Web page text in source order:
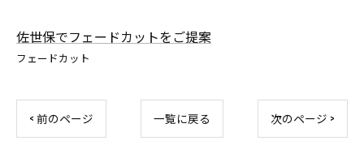
佐世保でフェードカットをご提案
フェードカット
< 前のページ 一覧に戻る 次のページ >